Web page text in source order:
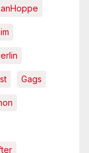
Gags